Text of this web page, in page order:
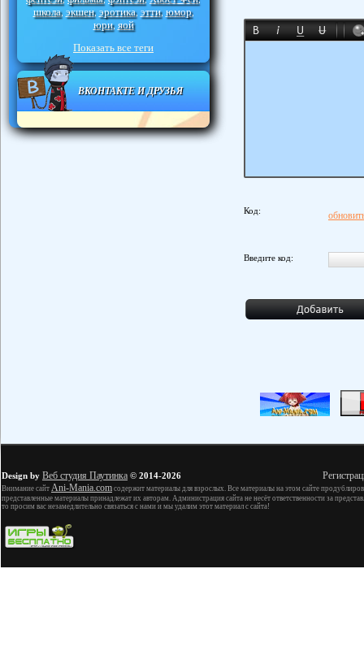
школа, экшен, эротика, этти, юмор,
юри, яой
Показать все теги
ВКОНТАКТЕ И ДРУЗЬЯ
Код:
Введите код:
Design by Веб студия Паутинка © 2014-2026
Внимание сайт Ani-Mania.com содержит материалы для взрослых. Все материалы на этом сайте
представленные материалы принадлежат их авторам. Администрация сайта не несёт ответственности за
то просим вас незамедлительно связаться с нами и мы удалим этот материал с сайта!